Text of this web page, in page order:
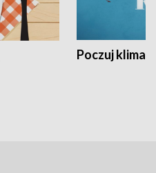
Poczuj klimat